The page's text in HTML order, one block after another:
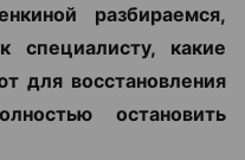
разбираемся,
специалисту, какие
для восстановления
остановить